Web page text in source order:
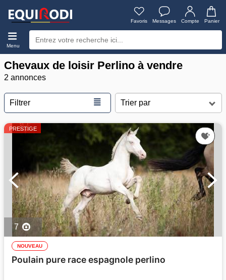
Favoris Messages Compte Panier
Menu
Chevaux de loisir Perlino à vendre
2 annonces
Filtrer ≣
PRESTIGE
7
NOUVEAU
Poulain pure race espagnole perlino